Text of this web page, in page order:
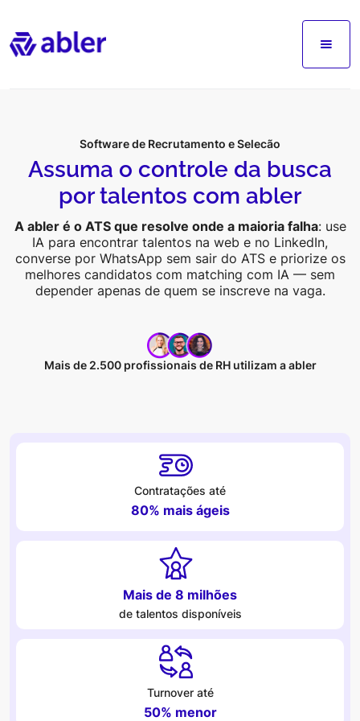
Software de Recrutamento e Seleção
Assuma o controle da busca
por talentos com abler
A abler é o ATS que resolve onde a maioria falha: use
IA para encontrar talentos na web e no LinkedIn,
converse por WhatsApp sem sair do ATS e priorize os
melhores candidatos com matching com IA — sem
depender apenas de quem se inscreve na vaga.
Mais de 2.500 profissionais de RH utilizam a abler
Contratações até
80% mais ágeis
Mais de 8 milhões
de talentos disponíveis
Turnover até
50% menor